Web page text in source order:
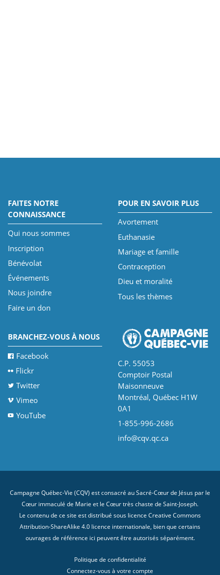
FAITES NOTRE
CONNAISSANCE
Qui nous sommes
Inscription
Bénévolat
Événements
Nous joindre
Faire un don
POUR EN SAVOIR PLUS
Avortement
Euthanasie
Mariage et famille
Contraception
Dieu et moralité
Tous les thèmes
BRANCHEZ-VOUS À NOUS
Facebook
Flickr
Twitter
Vimeo
YouTube
C.P. 55053
Comptoir Postal
Maisonneuve
Montréal, Québec H1W
0A1
1-855-996-2686
info@cqv.qc.ca
Campagne Québec-Vie (CQV) est consacré au Sacré-Cœur de Jésus par le
Cœur immaculé de Marie et le Cœur très chaste de Saint-Joseph.
Le contenu de ce site est distribué sous licence Creative Commons
Attribution-ShareAlike 4.0 licence internationale, bien que certains
ouvrages de référence ici peuvent être autorisés séparément.
Politique de confidentialité
Connectez-vous à votre compte